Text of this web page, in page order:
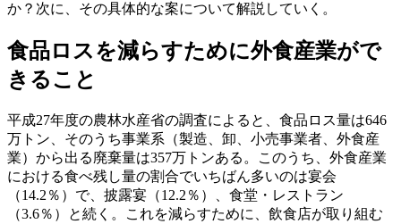
か？次に、その具体的な案について解説していく。
食品ロスを減らすために外食産業がで
きること
平成27年度の農林水産省の調査によると、食品ロス量は646
万トン、そのうち事業系（製造、卸、小売事業者、外食産
業）から出る廃棄量は357万トンある。このうち、外食産業
における食べ残し量の割合でいちばん多いのは宴会
（14.2％）で、披露宴（12.2％）、食堂・レストラン
（3.6％）と続く。これを減らすために、飲食店が取り組む